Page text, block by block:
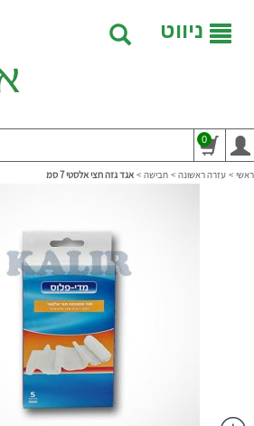
ניווט
0
ראשי > עזרה ראשונה > חבישה > אגד גזה חצי אלסטי 7 סמ